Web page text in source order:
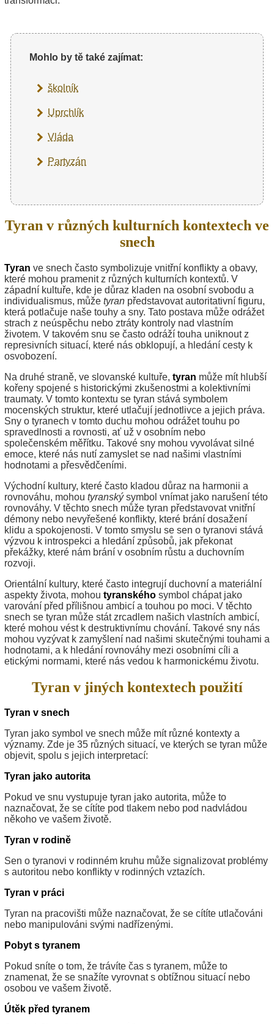
Mohlo by tě také zajímat:
školník
Uprchlík
Vláda
Partyzán
Tyran v různých kulturních kontextech ve
snech
Tyran ve snech často symbolizuje vnitřní konflikty a obavy,
které mohou pramenit z různých kulturních kontextů. V
západní kultuře, kde je důraz kladen na osobní svobodu a
individualismus, může tyran představovat autoritativní figuru,
která potlačuje naše touhy a sny. Tato postava může odrážet
strach z neúspěchu nebo ztráty kontroly nad vlastním
životem. V takovém snu se často odráží touha uniknout z
represivních situací, které nás obklopují, a hledání cesty k
osvobození.
Na druhé straně, ve slovanské kultuře, tyran může mít hlubší
kořeny spojené s historickými zkušenostmi a kolektivními
traumaty. V tomto kontextu se tyran stává symbolem
mocenských struktur, které utlačují jednotlivce a jejich práva.
Sny o tyranech v tomto duchu mohou odrážet touhu po
spravedlnosti a rovnosti, ať už v osobním nebo
společenském měřítku. Takové sny mohou vyvolávat silné
emoce, které nás nutí zamyslet se nad našimi vlastními
hodnotami a přesvědčeními.
Východní kultury, které často kladou důraz na harmonii a
rovnováhu, mohou tyranskýsymbol vnímat jako narušení této
rovnováhy. V těchto snech může tyran představovat vnitřní
démony nebo nevyřešené konflikty, které brání dosažení
klidu a spokojenosti. V tomto smyslu se sen o tyranovi stává
výzvou k introspekci a hledání způsobů, jak překonat
překážky, které nám brání v osobním růstu a duchovním
rozvoji.
Orientální kultury, které často integrují duchovní a materiální
aspekty života, mohou tyranského symbol chápat jako
varování před přílišnou ambicí a touhou po moci. V těchto
snech se tyran může stát zrcadlem našich vlastních ambicí,
které mohou vést k destruktivnímu chování. Takové sny nás
mohou vyzývat k zamyšlení nad našimi skutečnými touhami a
hodnotami, a k hledání rovnováhy mezi osobními cíli a
etickými normami, které nás vedou k harmonickému životu.
Tyran v jiných kontextech použití
Tyran v snech
Tyran jako symbol ve snech může mít různé kontexty a
významy. Zde je 35 různých situací, ve kterých se tyran může
objevit, spolu s jejich interpretací:
Tyran jako autorita
Pokud ve snu vystupuje tyran jako autorita, může to
naznačovat, že se cítíte pod tlakem nebo pod nadvládou
někoho ve vašem životě.
Tyran v rodině
Sen o tyranovi v rodinném kruhu může signalizovat problémy
s autoritou nebo konflikty v rodinných vztazích.
Tyran v práci
Tyran na pracovišti může naznačovat, že se cítíte utlačováni
nebo manipulováni svými nadřízenými.
Pobyt s tyranem
Pokud sníte o tom, že trávíte čas s tyranem, může to
znamenat, že se snažíte vyrovnat s obtížnou situací nebo
osobou ve vašem životě.
Útěk před tyranem